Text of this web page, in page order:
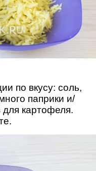
по вкусу: соль,
паприки и/
для картофеля.